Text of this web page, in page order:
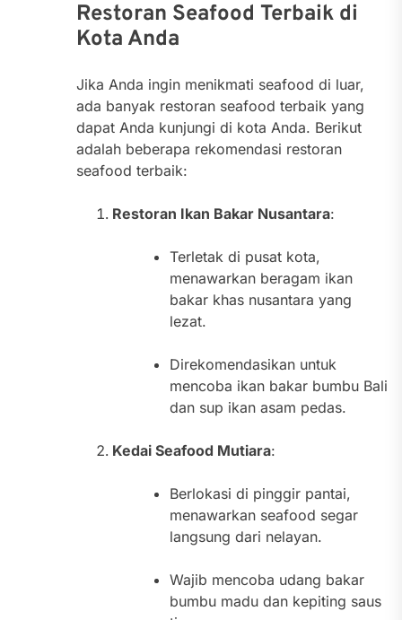
Restoran Seafood Terbaik di
Kota Anda
Jika Anda ingin menikmati seafood di luar,
ada banyak restoran seafood terbaik yang
dapat Anda kunjungi di kota Anda. Berikut
adalah beberapa rekomendasi restoran
seafood terbaik:
Restoran Ikan Bakar Nusantara:
Terletak di pusat kota,
menawarkan beragam ikan
bakar khas nusantara yang
lezat.
Direkomendasikan untuk
mencoba ikan bakar bumbu Bali
dan sup ikan asam pedas.
Kedai Seafood Mutiara:
Berlokasi di pinggir pantai,
menawarkan seafood segar
langsung dari nelayan.
Wajib mencoba udang bakar
bumbu madu dan kepiting saus